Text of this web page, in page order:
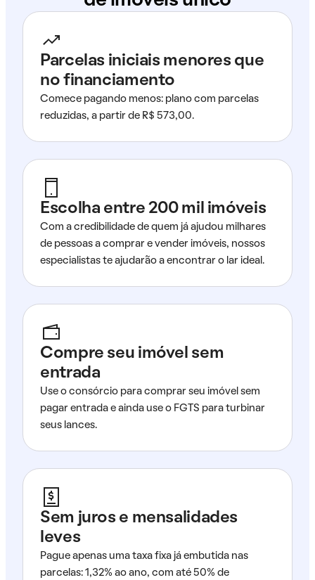
Parcelas iniciais menores que
no financiamento
Comece pagando menos: plano com parcelas
reduzidas, a partir de R$ 573,00.
Escolha entre 200 mil imóveis
Com a credibilidade de quem já ajudou milhares
de pessoas a comprar e vender imóveis, nossos
especialistas te ajudarão a encontrar o lar ideal.
Compre seu imóvel sem
entrada
Use o consórcio para comprar seu imóvel sem
pagar entrada e ainda use o FGTS para turbinar
seus lances.
Sem juros e mensalidades
leves
Pague apenas uma taxa fixa já embutida nas
parcelas: 1,32% ao ano, com até 50% de